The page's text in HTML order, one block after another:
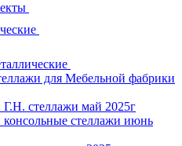
для Мебельной фабрики
стеллажи май 2025г
стеллажи июнь